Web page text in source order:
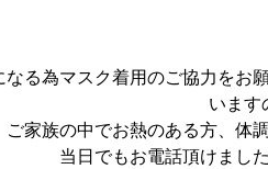
なる為マスク着用のご協力をお
います
ご家族の中でお熱のある方、体
当日でもお電話頂けまし